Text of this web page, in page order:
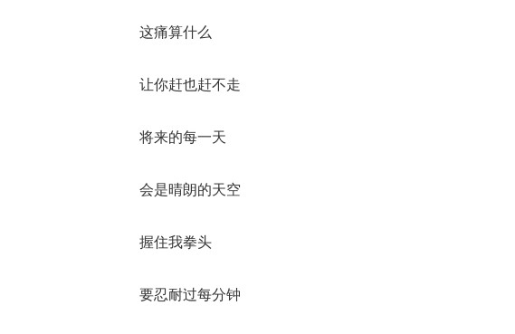
这痛算什么
让你赶也赶不走
将来的每一天
会是晴朗的天空
握住我拳头
要忍耐过每分钟